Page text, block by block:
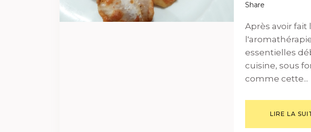
Share
Après avoir fait
essentielles
cuisine, sous
comme cette...
LIRE LA